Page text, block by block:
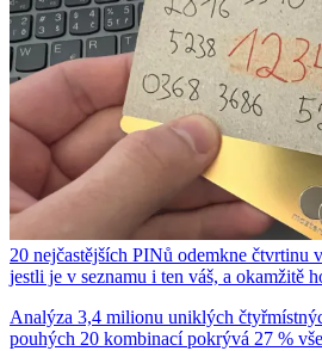
20 nejčastějších PINů odemkne čtvrtinu
jestli je v seznamu i ten váš, a okamžitě
Analýza 3,4 milionu uniklých
pouhých 20 kombinací pokrývá 27 %